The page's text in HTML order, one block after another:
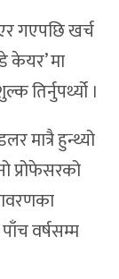
गएपछि खर्च
केयर’ मा
तिर्नुपर्थ्यो ।
मात्रै हुन्थ्यो
प्रोफेसरको
पाँच वर्षसम्म